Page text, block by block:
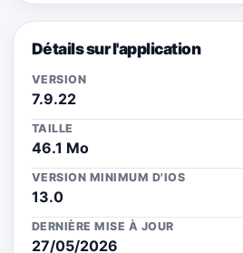
Détails sur l'application
VERSION
7.9.22
TAILLE
46.1 Mo
VERSION MINIMUM D'IOS
13.0
DERNIÈRE MISE À JOUR
27/05/2026